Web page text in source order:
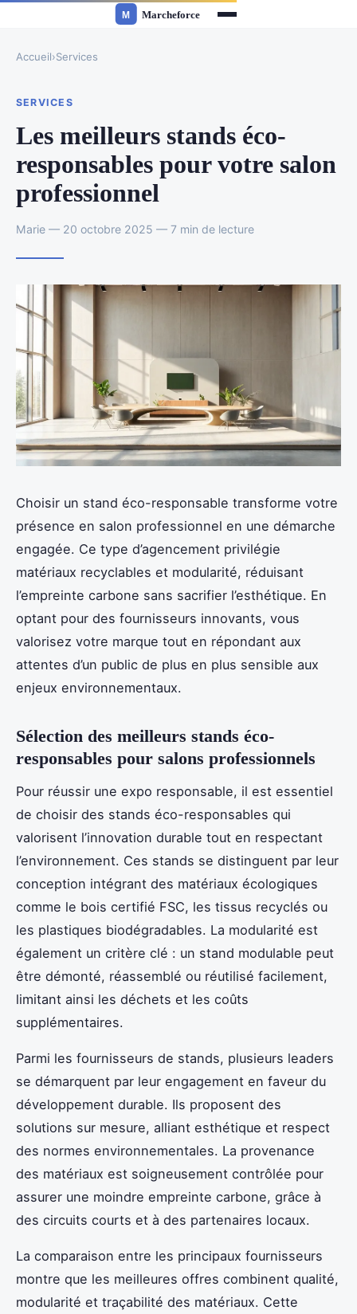
Accueil›Services
SERVICES
Les meilleurs stands éco-
responsables pour votre salon
professionnel
Marie — 20 octobre 2025 — 7 min de lecture
Choisir un stand éco-responsable transforme votre
présence en salon professionnel en une démarche
engagée. Ce type d’agencement privilégie
matériaux recyclables et modularité, réduisant
l’empreinte carbone sans sacrifier l’esthétique. En
optant pour des fournisseurs innovants, vous
valorisez votre marque tout en répondant aux
attentes d’un public de plus en plus sensible aux
enjeux environnementaux.
Sélection des meilleurs stands éco-
responsables pour salons professionnels
Pour réussir une expo responsable, il est essentiel
de choisir des stands éco-responsables qui
valorisent l’innovation durable tout en respectant
l’environnement. Ces stands se distinguent par leur
conception intégrant des matériaux écologiques
comme le bois certifié FSC, les tissus recyclés ou
les plastiques biodégradables. La modularité est
également un critère clé : un stand modulable peut
être démonté, réassemblé ou réutilisé facilement,
limitant ainsi les déchets et les coûts
supplémentaires.
Parmi les fournisseurs de stands, plusieurs leaders
se démarquent par leur engagement en faveur du
développement durable. Ils proposent des
solutions sur mesure, alliant esthétique et respect
des normes environnementales. La provenance
des matériaux est soigneusement contrôlée pour
assurer une moindre empreinte carbone, grâce à
des circuits courts et à des partenaires locaux.
La comparaison entre les principaux fournisseurs
montre que les meilleures offres combinent qualité,
modularité et traçabilité des matériaux. Cette